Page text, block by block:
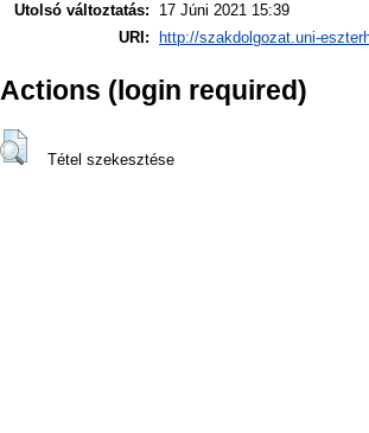
Utolsó változtatás:
17 Júni 2021 15:39
URI:
http://szakdolgozat.uni-
Actions (login required)
Tétel szekesztése